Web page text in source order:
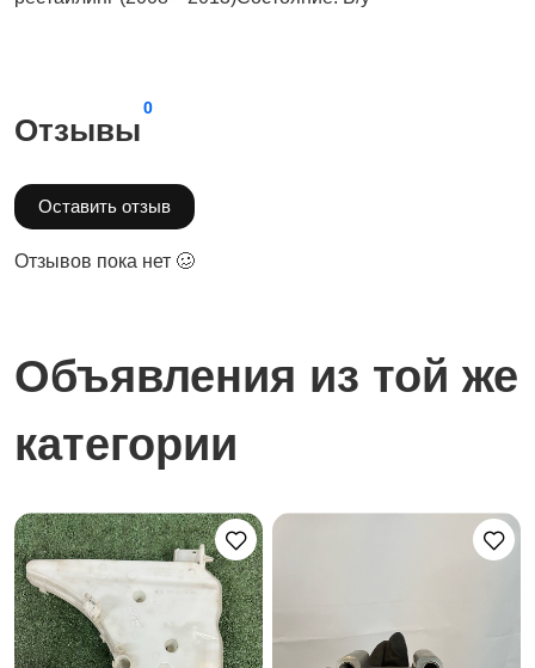
Отзывы
0
Оставить отзыв
Отзывов пока нет 🥴
Объявления из той же
категории